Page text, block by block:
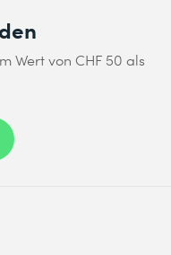
Wert von CHF 50 als